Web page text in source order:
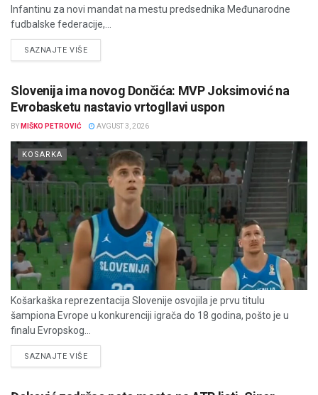
Infantinu za novi mandat na mestu predsednika Međunarodne
fudbalske federacije,...
SAZNAJTE VIŠEDETAILS
Slovenija ima novog Dončića: MVP Joksimović na
Evrobasketu nastavio vrtogllavi uspon
BY MIŠKO PETROVIĆ AVGUST 3, 2026
KOSARKA
Košarkaška reprezentacija Slovenije osvojila je prvu titulu
šampiona Evrope u konkurenciji igrača do 18 godina, pošto je u
finalu Evropskog...
SAZNAJTE VIŠEDETAILS